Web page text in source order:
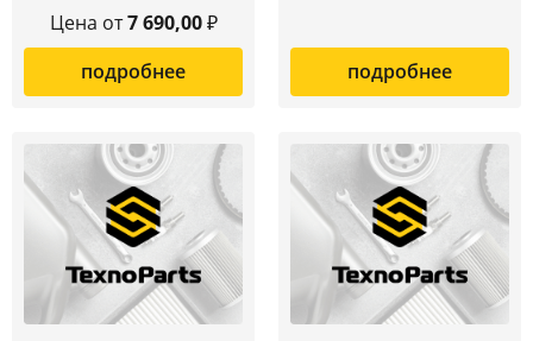
Цена от7 690,00₽
подробнее
подробнее